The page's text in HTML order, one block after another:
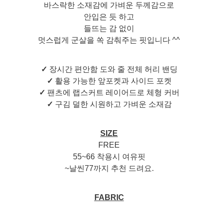
바스락한 소재감에 가벼운 두께감으로
안입은 듯 하고
들뜨는 감 없이
멋스럽게 군살을 쏙 감춰주는 핏입니다 ^^
✓ 장시간 편안함 도와 줄 전체 허리 밴딩
✓ 활용 가능한 앞포켓과 사이드 포켓
✓ 팬츠에 랩스커트 레이어드로 체형 커버
✓ 구김 덜한 시원하고 가벼운 소재감
SIZE
FREE
55~66 착용시 여유핏
~날씬77까지 추천 드려요.
FABRIC